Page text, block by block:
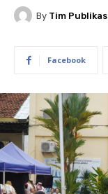
By Tim
Facebook